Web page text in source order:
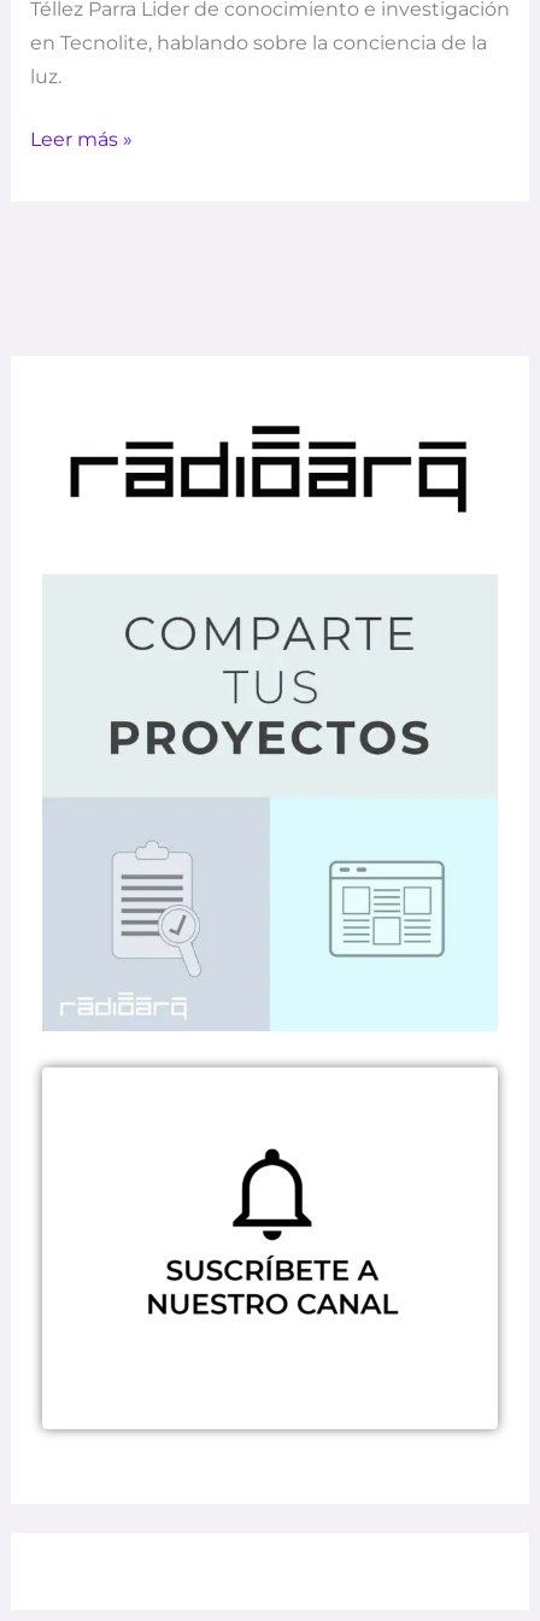
Téllez Parra Lider de conocimiento e investigación
en Tecnolite, hablando sobre la conciencia de la
luz.
Leer más »